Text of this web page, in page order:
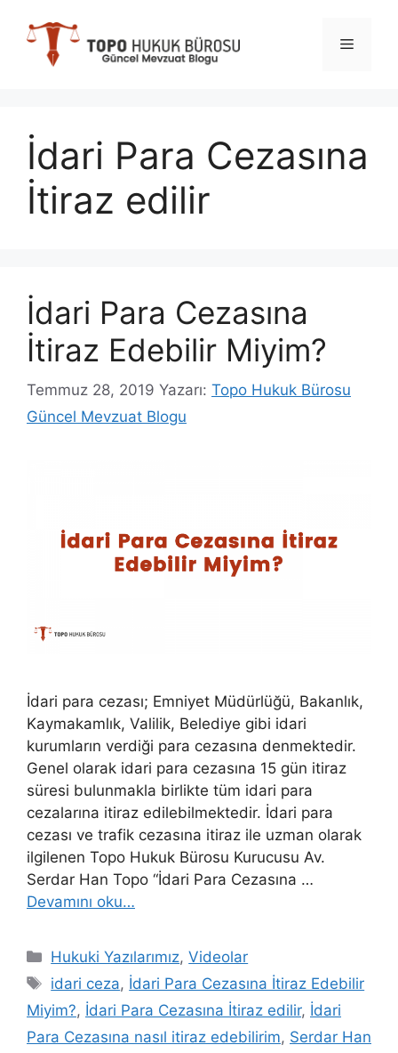
Menü
İdari Para Cezasına
İtiraz edilir
İdari Para Cezasına
İtiraz Edebilir Miyim?
Temmuz 28, 2019 Yazarı: Topo Hukuk Bürosu
Güncel Mevzuat Blogu
İdari para cezası; Emniyet Müdürlüğü, Bakanlık,
Kaymakamlık, Valilik, Belediye gibi idari
kurumların verdiği para cezasına denmektedir.
Genel olarak idari para cezasına 15 gün itiraz
süresi bulunmakla birlikte tüm idari para
cezalarına itiraz edilebilmektedir. İdari para
cezası ve trafik cezasına itiraz ile uzman olarak
ilgilenen Topo Hukuk Bürosu Kurucusu Av.
Serdar Han Topo “İdari Para Cezasına …
Devamını oku…
Kategoriler
Hukuki Yazılarımız,Videolar
Etiketler
idari ceza, İdari Para Cezasına İtiraz Edebilir
Miyim?, İdari Para Cezasına İtiraz edilir, İdari
Para Cezasına nasıl itiraz edebilirim, Serdar Han